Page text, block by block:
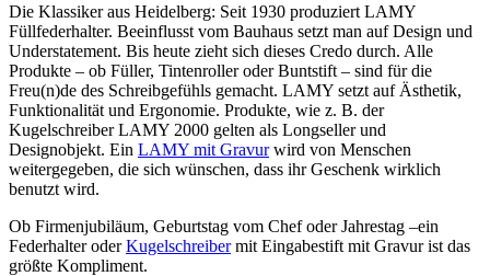
Die Klassiker aus Heidelberg: Seit 1930 produziert LAMY
Füllfederhalter. Beeinflusst vom Bauhaus setzt man auf Design und
Understatement. Bis heute zieht sich dieses Credo durch. Alle
Produkte – ob Füller, Tintenroller oder Buntstift – sind für die
Freu(n)de des Schreibgefühls gemacht. LAMY setzt auf Ästhetik,
Funktionalität und Ergonomie. Produkte, wie z. B. der
Kugelschreiber LAMY 2000 gelten als Longseller und
Designobjekt. Ein LAMY mit Gravurwird von Menschen
weitergegeben, die sich wünschen, dass ihr Geschenk wirklich
benutzt wird.
Ob Firmenjubiläum, Geburtstag vom Chef oder Jahrestag –ein
Federhalter oderKugelschreibermit Eingabestift mit Gravur ist das
größte Kompliment.